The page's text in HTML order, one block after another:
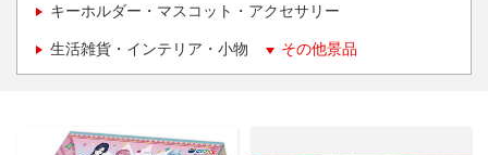
キーホルダー・マスコット・アクセサリー
生活雑貨・インテリア・小物 その他景品